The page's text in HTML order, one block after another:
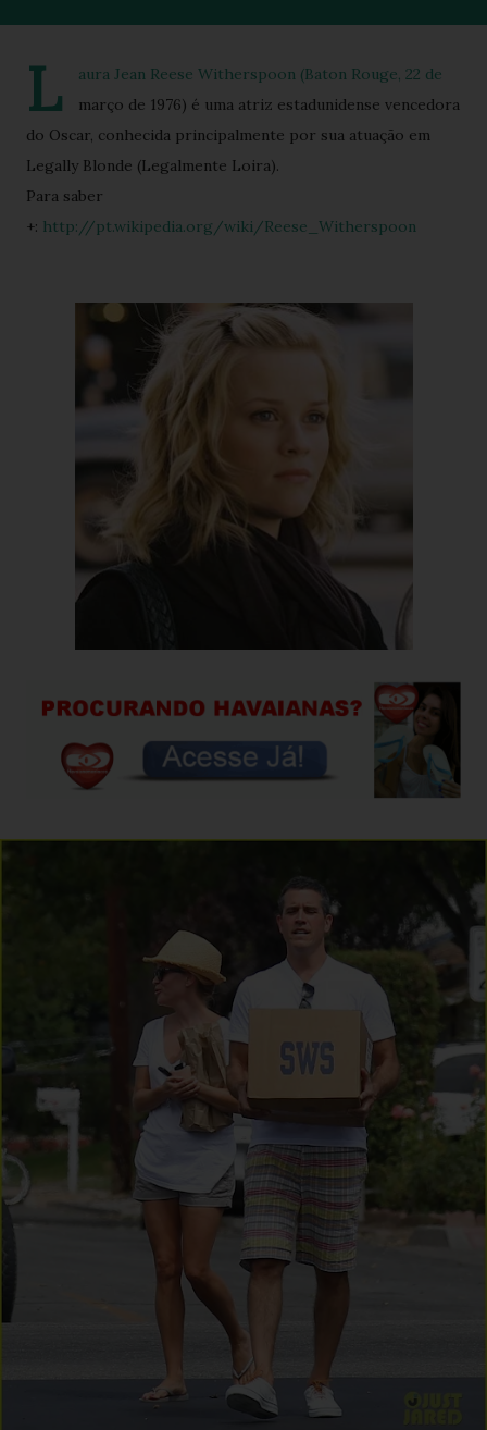
L
aura Jean Reese Witherspoon (Baton Rouge, 22 de
março de 1976) é uma atriz estadunidense vencedora
do Oscar, conhecida principalmente por sua atuação em
Legally Blonde (Legalmente Loira).
Para saber
+: http://pt.wikipedia.org/wiki/Reese_Witherspoon